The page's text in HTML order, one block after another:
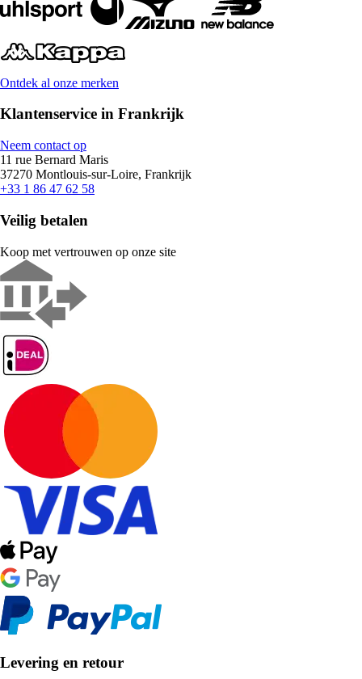
Ontdek al onze merken
Klantenservice in Frankrijk
Neem contact op
11 rue Bernard Maris
37270 Montlouis-sur-Loire, Frankrijk
+33 1 86 47 62 58
Veilig betalen
Koop met vertrouwen op onze site
Levering en retour